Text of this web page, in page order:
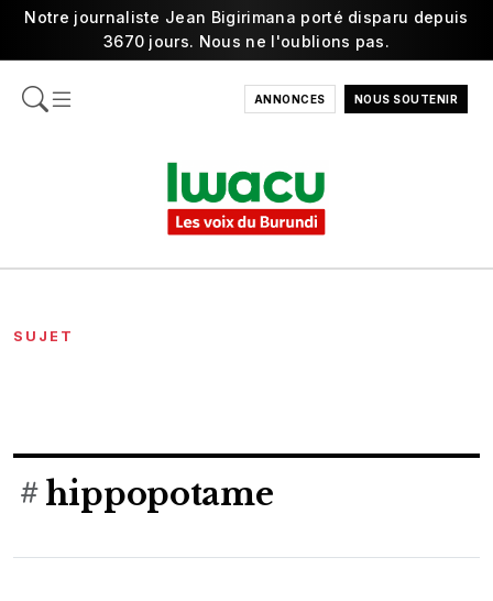
Notre journaliste Jean Bigirimana porté disparu depuis
3670 jours. Nous ne l'oublions pas.
ANNONCES NOUS SOUTENIR
SUJET
hippopotame